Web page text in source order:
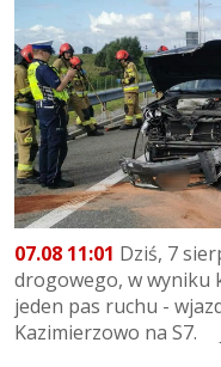
07.08 11:01 Dziś, 7
drogowego, w wyniku
jeden pas ruchu -
Kazimierzowo na S7.